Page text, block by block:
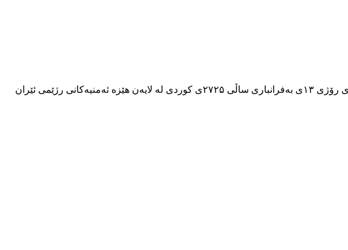
هاولاتیێکی کورد بە ناوو ناسناوی مەهیار سادقی، خەڵکی تەنگیسەر لە پارێزگای سنە و دانیشتوی شاری هەمەدان، ئێوارەی رۆژی ۱۳ی بەفرانباری ساڵی ۲۷۲۵ی کوردی لە لایەن هێزە ئەمنیەکانی رژێمی ئێران